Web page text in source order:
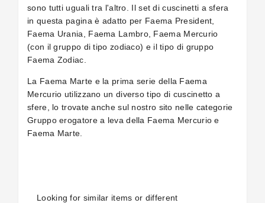
sono tutti uguali tra l'altro. Il set di cuscinetti a sfera
in questa pagina è adatto per Faema President,
Faema Urania, Faema Lambro, Faema Mercurio
(con il gruppo di tipo zodiaco) e il tipo di gruppo
Faema Zodiac.
La Faema Marte e la prima serie della Faema
Mercurio utilizzano un diverso tipo di cuscinetto a
sfere, lo trovate anche sul nostro sito nelle categorie
Gruppo erogatore a leva della Faema Mercurio e
Faema Marte.
Looking for similar items or different